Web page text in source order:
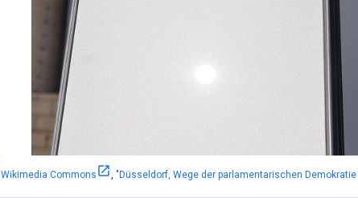
Wikimedia Commons , "Düsseldorf, Wege der parlamentarischen Demokratie